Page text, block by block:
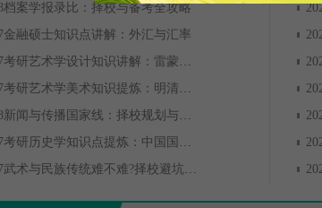
档案学报录比：择校与备考全攻略
金融硕士知识点讲解：外汇与汇率
2027考研艺术学设计知识讲解：雷蒙德·罗维
2027考研艺术学美术知识提炼：明清人物画
2028新闻与传播国家线：择校规划与备考指南
2027考研历史学知识点提炼：中国国民党改组与第一次国共合
2027武术与民族传统难不难?择校避坑与备考规划